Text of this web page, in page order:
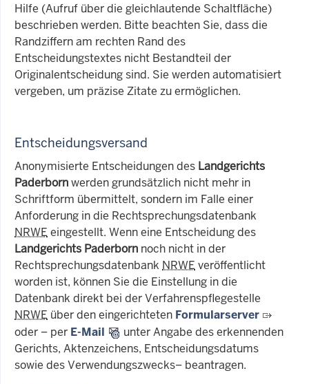
Hilfe (Aufruf über die gleichlautende Schaltfläche)
beschrieben werden. Bitte beachten Sie, dass die
Randziffern am rechten Rand des
Entscheidungstextes nicht Bestandteil der
Originalentscheidung sind. Sie werden automatisiert
vergeben, um präzise Zitate zu ermöglichen.
Entscheidungsversand
Anonymisierte Entscheidungen des Landgerichts
Paderbornwerden grundsätzlich nicht mehr in
Schriftform übermittelt, sondern im Falle einer
Anforderung in die Rechtsprechungsdatenbank
NRWE eingestellt. Wenn eine Entscheidung des
Landgerichts Paderborn noch nicht in der
Rechtsprechungsdatenbank NRWE veröffentlicht
worden ist, können Sie die Einstellung in die
Datenbank direkt bei der Verfahrenspflegestelle
NRWE über den eingerichteten Formularserver
oder – per E-Mail
unter Angabe des erkennenden
Gerichts, Aktenzeichens, Entscheidungsdatums
sowie des Verwendungszwecks– beantragen.